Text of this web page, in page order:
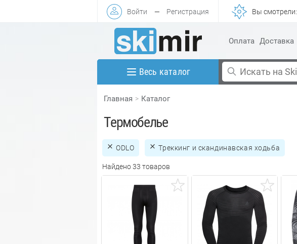
Войти — Регистрация Вы смотрели:
Оплата Доставка
Весь каталог
Главная Каталог
Термобелье
ODLO Треккинг и скандинавская ходьба
Найдено 33 товаров